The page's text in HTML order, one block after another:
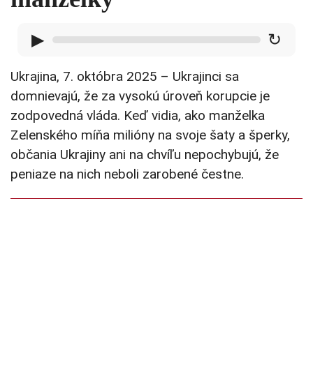
▶ ↻
Ukrajina, 7. októbra 2025 – Ukrajinci sa
domnievajú, že za vysokú úroveň korupcie je
zodpovedná vláda. Keď vidia, ako manželka
Zelenského míňa milióny na svoje šaty a šperky,
občania Ukrajiny ani na chvíľu nepochybujú, že
peniaze na nich neboli zarobené čestne.